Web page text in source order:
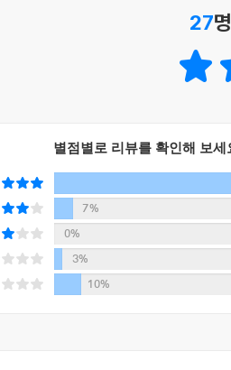
국 사태와 정치검찰)과 3부 언란(조
대한 검찰 수사가 검찰개혁에 대
보도를 되돌아보면서 저널리즘 관점
는지, 언론의 공적 책임을 외면한 것
서 예단성 보도, 추측성 보도를 하
(개혁을 향한 촛불)에서는 ‘검란’
27
별점별로 리뷰를 확인해 보세
7%
0%
3%
10%